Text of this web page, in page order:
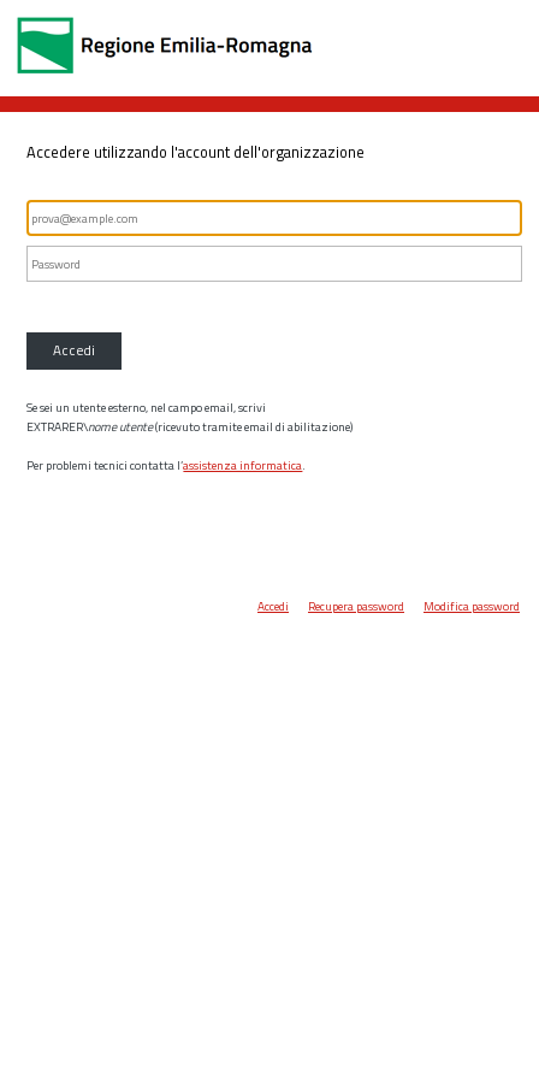
Accedere utilizzando l'account dell'organizzazione
Accedi
Se sei un utente esterno, nel campo email, scrivi
EXTRARER\nome utente(ricevuto tramite email di abilitazione)
Per problemi tecnici contatta l’assistenza informatica.
Accedi Recupera password Modifica password